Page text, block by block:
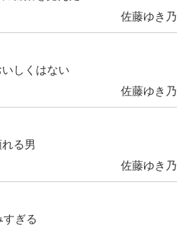
佐藤ゆき乃
しくはない
佐藤ゆき乃
る男
佐藤ゆき乃
ぎる